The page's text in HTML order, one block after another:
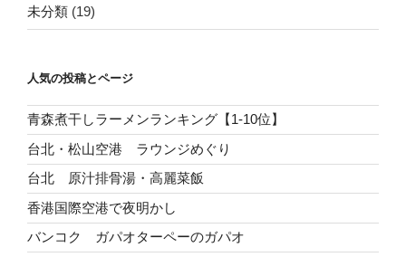
未分類 (19)
人気の投稿とページ
青森煮干しラーメンランキング【1-10位】
台北・松山空港 ラウンジめぐり
台北 原汁排骨湯・高麗菜飯
香港国際空港で夜明かし
バンコク ガパオターペーのガパオ